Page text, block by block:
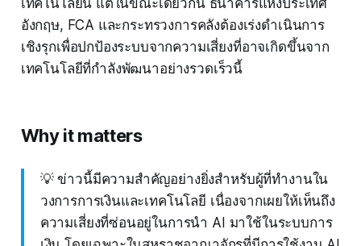
เทคโนโลยีนี้ แต่ในขณะเดียวกัน ธนาคารแห่งประเทศ
อังกฤษ, FCA และกระทรวงการคลังต้องเร่งดำเนินการ
เชิงรุกเพื่อปกป้องระบบจากความเสี่ยงที่อาจเกิดขึ้นจาก
เทคโนโลยีที่กำลังพัฒนาอย่างรวดเร็วนี้
Why it matters
💡 ข่าวนี้มีความสำคัญอย่างยิ่งสำหรับผู้ที่ทำงานใน
วงการการเงินและเทคโนโลยี เนื่องจากเผยให้เห็นถึง
ความเสี่ยงที่ซ่อนอยู่ในการนำ AI มาใช้ในระบบการ